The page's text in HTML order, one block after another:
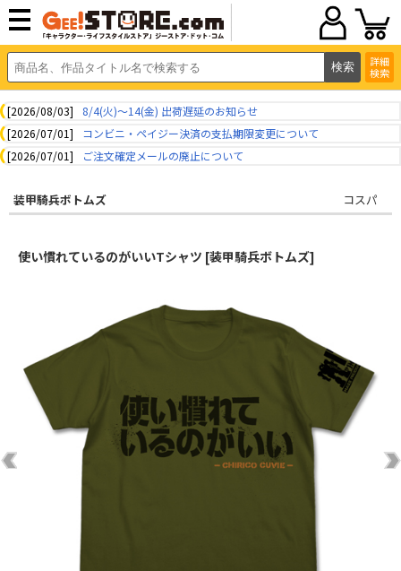
詳細
検索
[2026/08/03]
8/4(火)～14(金) 出荷遅延のお知らせ
[2026/07/01]
コンビニ・ペイジー決済の支払期限変更について
[2026/07/01]
ご注文確定メールの廃止について
装甲騎兵ボトムズ コスパ
使い慣れているのがいいTシャツ [装甲騎兵ボトムズ]